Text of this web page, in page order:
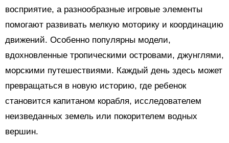
восприятие, а разнообразные игровые элементы
помогают развивать мелкую моторику и координацию
движений. Особенно популярны модели,
вдохновленные тропическими островами, джунглями,
морскими путешествиями. Каждый день здесь может
превращаться в новую историю, где ребенок
становится капитаном корабля, исследователем
неизведанных земель или покорителем водных
вершин.